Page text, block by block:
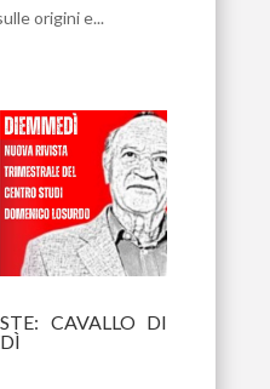
origini e...
CAVALLO DI